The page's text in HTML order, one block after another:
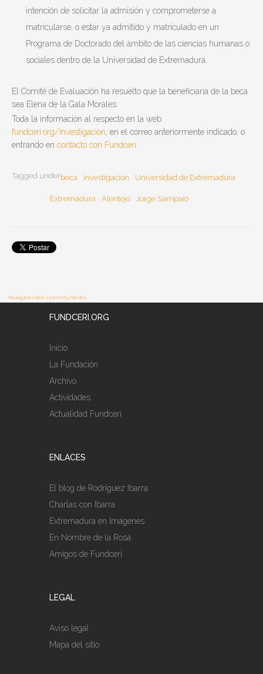
intención de solicitar la admisión y comprometerse a
matricularse, o estar ya admitido y matriculado en un
Programa de Doctorado del ámbito de las ciencias humanas o
sociales dentro de la Universidad de Extremadura.
El Comité de Evaluación ha resuelto que la beneficiaria de la beca
sea Elena de la Gala Morales.
Toda la información al respecto en la web
fundceri.org/investigacion , en el correo anteriormente indicado, o
entrando en contacto con Fundceri
Tagged underbeca investigación Universidad de Extremadura
Extremadura Alentejo Jorge Sampaio
FaLang translation system by Faboba
FUNDCERI.ORG
Inicio
La Fundación
Archivo
Actividades
Actualidad Fundceri
ENLACES
El blog de Rodríguez Ibarra
Charlas con Ibarra
Extremadura en Imágenes
En Nombre de la Rosa
Amigos de Fundceri
LEGAL
Aviso legal
Mapa del sitio